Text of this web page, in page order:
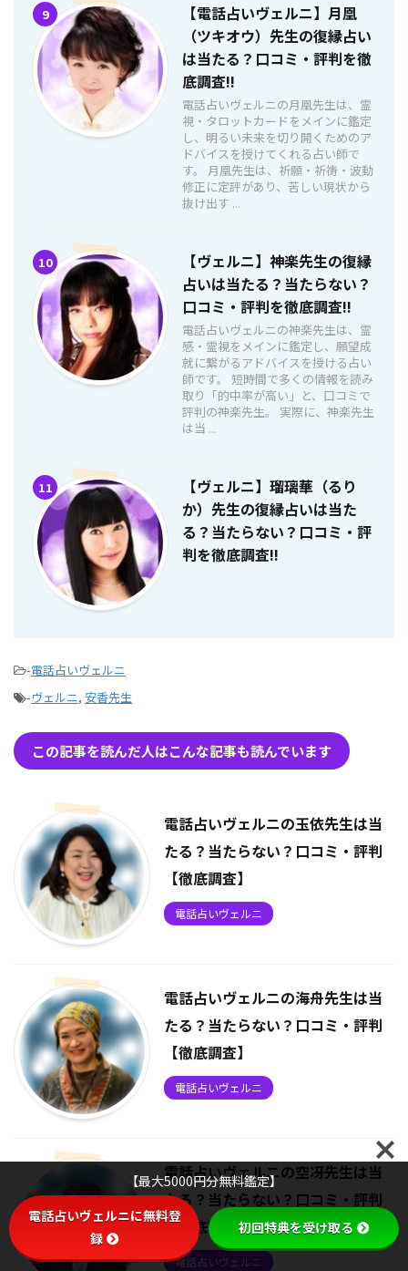
9
【電話占いヴェルニ】月凰
（ツキオウ）先生の復縁占い
は当たる？口コミ・評判を徹
底調査!!
電話占いヴェルニの月凰先生は、霊
視・タロットカードをメインに鑑定
し、明るい未来を切り開くためのア
ドバイスを授けてくれる占い師で
す。 月凰先生は、祈願・祈祷・波動
修正に定評があり、苦しい現状から
抜け出す ...
10
【ヴェルニ】神楽先生の復縁
占いは当たる？当たらない？
口コミ・評判を徹底調査!!
電話占いヴェルニの神楽先生は、霊
感・霊視をメインに鑑定し、願望成
就に繋がるアドバイスを授ける占い
師です。 短時間で多くの情報を読み
取り「的中率が高い」と、口コミで
評判の神楽先生。 実際に、神楽先生
は当 ...
11
【ヴェルニ】瑠璃華（るり
か）先生の復縁占いは当た
る？当たらない？口コミ・評
判を徹底調査!!
-電話占いヴェルニ
-ヴェルニ, 安香先生
この記事を読んだ人はこんな記事も読んでいます
電話占いヴェルニの玉依先生は当
たる？当たらない？口コミ・評判
【徹底調査】
電話占いヴェルニ
電話占いヴェルニの海舟先生は当
たる？当たらない？口コミ・評判
【徹底調査】
電話占いヴェルニ
電話占いヴェルニの空冴先生は当
たる？当たらない？口コミ・評判
【徹底調査】
電話占いヴェルニ
【最大5000円分無料鑑定】
電話占いヴェルニに無料登
録
初回特典を受け取る